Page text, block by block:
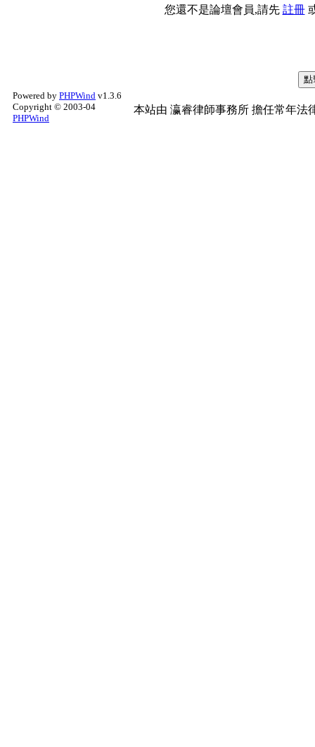
您還不是論壇會員,請先 註冊
Powered by PHPWind v1.3.6
Copyright © 2003-04
PHPWind
本站由 瀛睿律師事務所 擔任常年法